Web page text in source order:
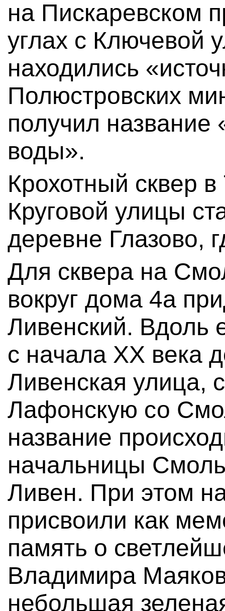
на Пискаревском
углах с Ключевой
находились
Полюстровских
получил название
воды».
Крохотный сквер
Круговой улицы
деревне Глазово,
Для сквера на
вокруг дома 4а
Ливенский. Вдоль
с начала XX века
Ливенская улица,
Лафонскую со
название
начальницы
Ливен. При этом
присвоили как
память о
Владимира
небольшая